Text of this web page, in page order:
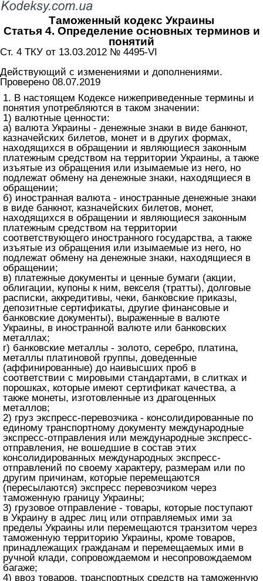
Таможенный кодекс Украины
Статья 4. Определение основных терминов и
понятий
Ст. 4 ТКУ от 13.03.2012 № 4495-VI
Действующий с изменениями и дополнениями.
Проверено 08.07.2019
1. В настоящем Кодексе нижеприведенные термины и
понятия употребляются в таком значении:
1) валютные ценности:
а) валюта Украины - денежные знаки в виде банкнот,
казначейских билетов, монет и в других формах,
находящихся в обращении и являющиеся законным
платежным средством на территории Украины, а также
изъятые из обращения или изымаемые из него, но
подлежат обмену на денежные знаки, находящиеся в
обращении;
б) иностранная валюта - иностранные денежные знаки
в виде банкнот, казначейских билетов, монет,
находящихся в обращении и являющиеся законным
платежным средством на территории
соответствующего иностранного государства, а также
изъятые из обращения или изымаемые из него, но
подлежат обмену на денежные знаки, находящиеся в
обращении;
в) платежные документы и ценные бумаги (акции,
облигации, купоны к ним, векселя (тратты), долговые
расписки, аккредитивы, чеки, банковские приказы,
депозитные сертификаты, другие финансовые и
банковские документы), выраженные в валюте
Украины, в иностранной валюте или банковских
металлах;
г) банковские металлы - золото, серебро, платина,
металлы платиновой группы, доведенные
(аффинированные) до наивысших проб в
соответствии с мировыми стандартами, в слитках и
порошках, которые имеют сертификат качества, а
также монеты, изготовленные из драгоценных
металлов;
2) груз экспресс-перевозчика - консолидированные по
единому транспортному документу международные
экспресс-отправления или международные экспресс-
отправления, не вошедшие в состав этих
консолидированных международных экспресс-
отправлений по своему характеру, размерам или по
другим причинам, которые перемещаются
(пересылаются) экспресс перевозчиком через
таможенную границу Украины;
3) грузовое отправление - товары, которые поступают
в Украину в адрес лиц или отправляемых ими за
пределы Украины или перемещаются транзитом через
таможенную территорию Украины, кроме товаров,
принадлежащих гражданам и перемещаемых ими в
ручной клади, сопровождаемом и несопровождаемом
багаже;
4) ввоз товаров, транспортных средств на таможенную